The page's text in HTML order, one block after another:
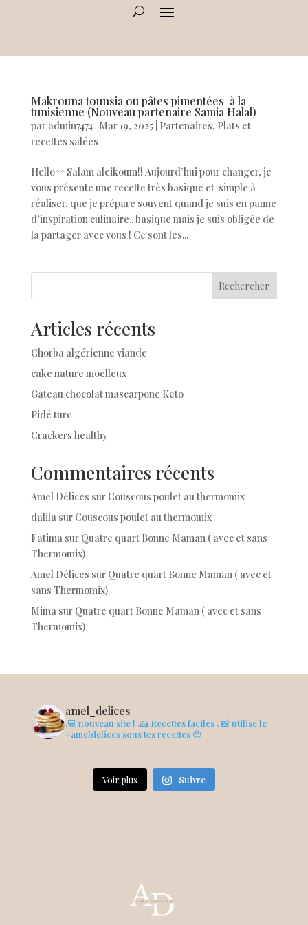
Makrouna tounsia ou pâtes pimentées à la
tunisienne (Nouveau partenaire Samia Halal)
par admin7474| Mar 19, 2025| Partenaires, Plats et
recettes salées
Hello^^ Salam aleikoum!! Aujourd’hui pour changer, je
vous présente une recette très basique et simple à
réaliser, que je prépare souvent quand je suis en panne
d’inspiration culinaire.. basique mais je suis obligée de
la partager avec vous ! Ce sont les...
Rechercher
Articles récents
Chorba algérienne viande
cake nature moelleux
Gateau chocolat mascarpone Keto
Pidé turc
Crackers healthy
Commentaires récents
Amel Délices sur Couscous poulet au thermomix
dalilasur Couscous poulet au thermomix
Fatimasur Quatre quart Bonne Maman ( avec et sans
Thermomix)
Amel Délices sur Quatre quart Bonne Maman ( avec et
sans Thermomix)
Mimasur Quatre quart Bonne Maman ( avec et sans
Thermomix)
amel_delices
.💻 nouveau site ! .🍰 Recettes faciles . 📸 utilise le
#ameldelices sous tes recettes 😉
Voir plus Suivre